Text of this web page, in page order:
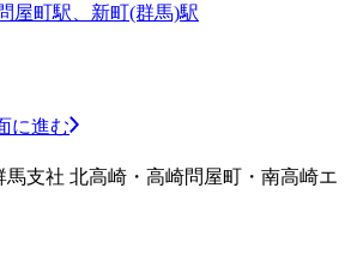
屋町駅、新町(群馬)駅
に進む
馬支社 北高崎・高崎問屋町・南高崎エ